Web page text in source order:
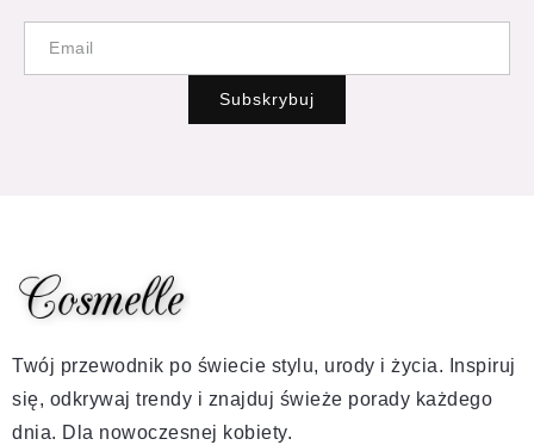
Subskrybuj
Twój przewodnik po świecie stylu, urody i życia. Inspiruj
się, odkrywaj trendy i znajduj świeże porady każdego
dnia. Dla nowoczesnej kobiety.